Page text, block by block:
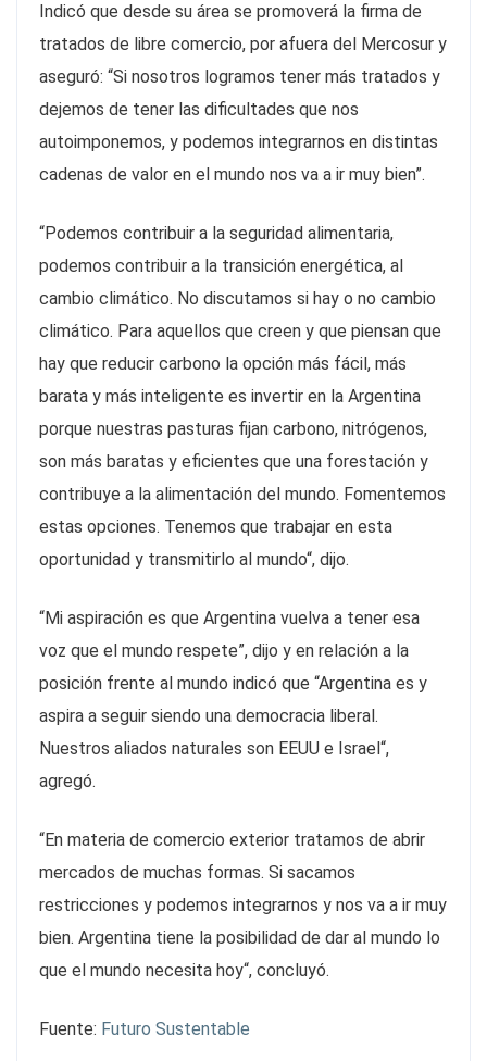
Indicó que desde su área se promoverá la firma de
tratados de libre comercio, por afuera del Mercosur y
aseguró: “Si nosotros logramos tener más tratados y
dejemos de tener las dificultades que nos
autoimponemos, y podemos integrarnos en distintas
cadenas de valor en el mundo nos va a ir muy bien”.
“Podemos contribuir a la seguridad alimentaria,
podemos contribuir a la transición energética, al
cambio climático. No discutamos si hay o no cambio
climático. Para aquellos que creen y que piensan que
hay que reducir carbono la opción más fácil, más
barata y más inteligente es invertir en la Argentina
porque nuestras pasturas fijan carbono, nitrógenos,
son más baratas y eficientes que una forestación y
contribuye a la alimentación del mundo. Fomentemos
estas opciones. Tenemos que trabajar en esta
oportunidad y transmitirlo al mundo“, dijo.
“Mi aspiración es que Argentina vuelva a tener esa
voz que el mundo respete”, dijo y en relación a la
posición frente al mundo indicó que “Argentina es y
aspira a seguir siendo una democracia liberal.
Nuestros aliados naturales son EEUU e Israel“,
agregó.
“En materia de comercio exterior tratamos de abrir
mercados de muchas formas. Si sacamos
restricciones y podemos integrarnos y nos va a ir muy
bien. Argentina tiene la posibilidad de dar al mundo lo
que el mundo necesita hoy“, concluyó.
Fuente: Futuro Sustentable